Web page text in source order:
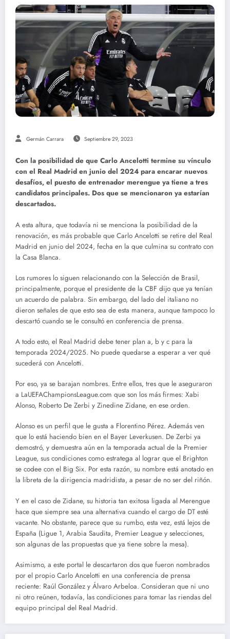
Germán Carrara Septiembre 29, 2023
Con la posibilidad de que Carlo Ancelotti termine su vínculo
con el Real Madrid en junio del 2024 para encarar nuevos
desafíos, el puesto de entrenador merengue ya tiene a tres
candidatos principales. Dos que se mencionaron ya estarían
descartados.
A esta altura, que todavía ni se menciona la posibilidad de la
renovación, es más probable que Carlo Ancelotti se retire del Real
Madrid en junio del 2024, fecha en la que culmina su contrato con
la Casa Blanca.
Los rumores lo siguen relacionando con la Selección de Brasil,
principalmente, porque el presidente de la CBF dijo que ya tenían
un acuerdo de palabra. Sin embargo, del lado del italiano no
dieron señales de que esto sea de esta manera, aunque tampoco lo
descartó cuando se le consultó en conferencia de prensa.
A todo esto, el Real Madrid debe tener plan a, b y c para la
temporada 2024/2025. No puede quedarse a esperar a ver qué
sucederá con Ancelotti.
Por eso, ya se barajan nombres. Entre ellos, tres que le aseguraron
a LaUEFAChampionsLeague.com que son los más firmes: Xabi
Alonso, Roberto De Zerbi y Zinedine Zidane, en ese orden.
Alonso es un perfil que le gusta a Florentino Pérez. Además ven
que lo está haciendo bien en el Bayer Leverkusen. De Zerbi ya
demostró, y demuestra aún en la temporada actual de la Premier
League, sus condiciones como estratega al lograr que el Brighton
se codee con el Big Six. Por esta razón, su nombre está anotado en
la libreta de la dirigencia madridista, a pesar de no ser del riñón.
Y en el caso de Zidane, su historia tan exitosa ligada al Merengue
hace que siempre sea una alternativa cuando el cargo de DT esté
vacante. No obstante, parece que su rumbo, esta vez, está lejos de
España (Ligue 1, Arabia Saudita, Premier League y selecciones,
son algunas de las propuestas que ya tiene sobre la mesa).
Asimismo, a este portal le descartaron dos que fueron nombrados
por el propio Carlo Ancelotti en una conferencia de prensa
reciente: Raúl González y Álvaro Arbeloa. Consideran que ni uno
ni otro reúnen, todavía, las condiciones para tomar las riendas del
equipo principal del Real Madrid.